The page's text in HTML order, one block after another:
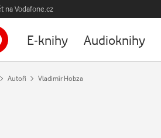
na Vodafone.cz
E-knihy Audioknihy
Autoři Vladimír Hobza